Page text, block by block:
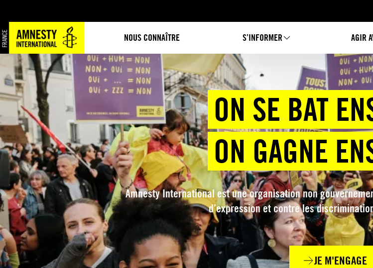
NOUS CONNAÎTRE S’INFORMER AGIR
au
contenu
ON SE BAT
ON GAGNE
Amnesty International est une organisation non
d’expression et contre les
JE M'ENGAGE